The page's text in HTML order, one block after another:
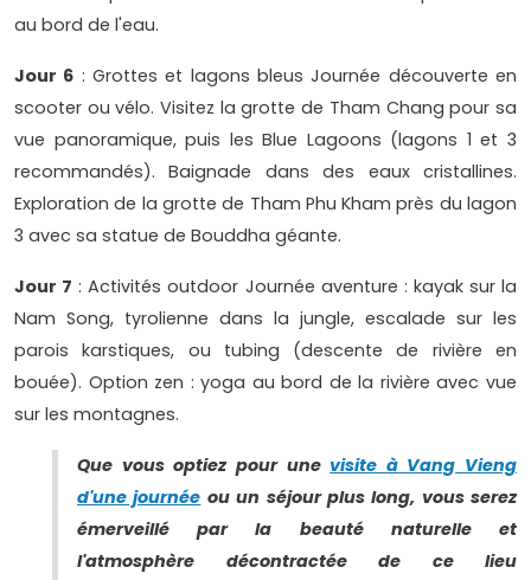
au bord de l'eau.
Jour 6 : Grottes et lagons bleus Journée découverte en
scooter ou vélo. Visitez la grotte de Tham Chang pour sa
vue panoramique, puis les Blue Lagoons (lagons 1 et 3
recommandés). Baignade dans des eaux cristallines.
Exploration de la grotte de Tham Phu Kham près du lagon
3 avec sa statue de Bouddha géante.
Jour 7 : Activités outdoor Journée aventure : kayak sur la
Nam Song, tyrolienne dans la jungle, escalade sur les
parois karstiques, ou tubing (descente de rivière en
bouée). Option zen : yoga au bord de la rivière avec vue
sur les montagnes.
Que vous optiez pour unevisite à Vang Vieng
d'une journée ou un séjour plus long, vous serez
émerveillé par la beauté naturelle et
l'atmosphère décontractée de ce lieu